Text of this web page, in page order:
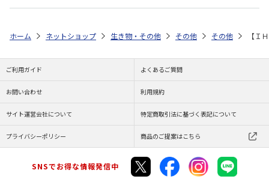
ホーム ネットショップ 生き物・その他 その他 その他 【
ご利用ガイド よくあるご質問
お問い合わせ 利用規約
サイト運営会社について 特定商取引法に基づく表記について
プライバシーポリシー 商品のご提案はこちら
SNSでお得な情報発信中